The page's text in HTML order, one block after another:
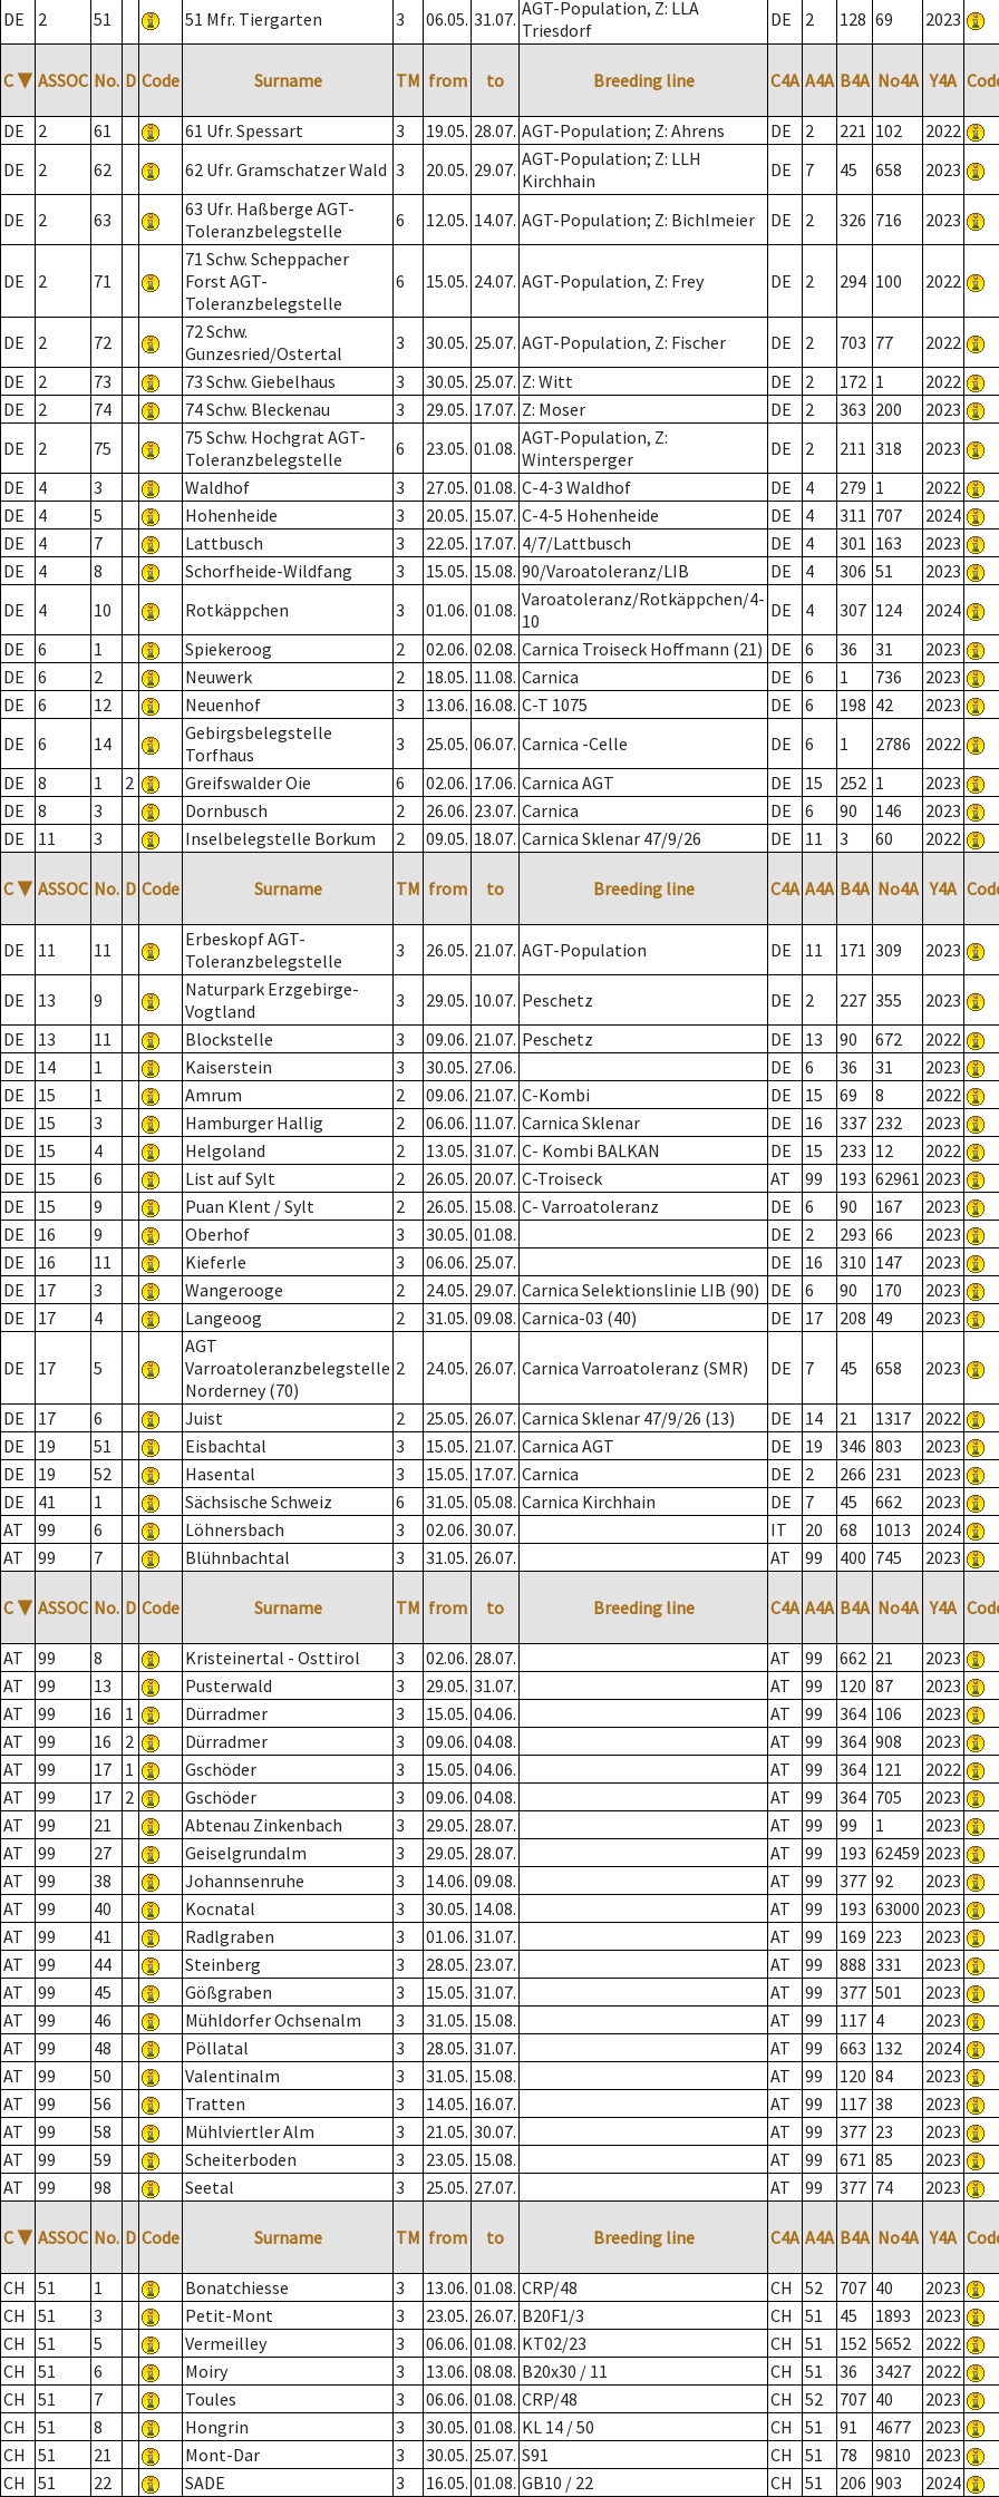
DE 2 51 51 Mfr. Tiergarten 3 06.05. 31.07. AGT-Population, Z: LLA
Triesdorf
DE 2 128 69 2023
C ▼ ASSOC No. D Code Surname TM from to Breeding line C4A A4A B4A No4A Y4A
DE 2 61 61 Ufr. Spessart 3 19.05. 28.07. AGT-Population; Z: Ahrens DE 2 221 102
2022
DE
2 62 62 Ufr. Gramschatzer Wald 3 20.05. 29.07. AGT-Population; Z: LLH
Kirchhain
DE 7 45 658 2023
DE 2 63
63 Ufr. Haßberge AGT-
Toleranzbelegstelle
6 12.05. 14.07. AGT-Population; Z: Bichlmeier DE 2 326 716 2023
DE 2 71
71 Schw. Scheppacher
Forst AGT-
Toleranzbelegstelle
6 15.05. 24.07. AGT-Population, Z: Frey DE 2 294 100 2022
DE 2 72
72 Schw.
Gunzesried/Ostertal
3 30.05. 25.07. AGT-Population, Z: Fischer DE 2 703 77
2022
DE
2 73 73 Schw. Giebelhaus 3 30.05. 25.07. Z: Witt DE 2 172 1
2022
DE
2 74 74 Schw. Bleckenau 3 29.05. 17.07. Z: Moser DE 2 363 200
2023
DE
2 75
75 Schw. Hochgrat AGT-
Toleranzbelegstelle
6 23.05. 01.08. AGT-Population, Z:
Wintersperger
DE 2 211 318
2023
DE
4 3 Waldhof 3 27.05. 01.08. C-4-3 Waldhof DE 4 279 1
2022
DE
4 5 Hohenheide 3 20.05. 15.07. C-4-5 Hohenheide DE 4 311 707
2024
DE
4 7 Lattbusch 3 22.05. 17.07. 4/7/Lattbusch DE 4 301 163
2023
DE
4 8 Schorfheide-Wildfang 3 15.05. 15.08. 90/Varoatoleranz/LIB DE 4 306 51
2023
DE
4 10 Rotkäppchen 3 01.06. 01.08. Varoatoleranz/Rotkäppchen/4-
10
DE 4 307 124
2024
DE
6 1 Spiekeroog 2 02.06. 02.08. Carnica Troiseck Hoffmann (21) DE 6 36 31
2023
DE
6 2 Neuwerk 2 18.05. 11.08. Carnica DE 6 1 736
2023
DE
6 12 Neuenhof 3 13.06. 16.08. C-T 1075 DE 6 198 42
2023
DE
6 14
Gebirgsbelegstelle
Torfhaus
3 25.05. 06.07. Carnica -Celle DE 6 1 2786
2022
DE
8 1 2 Greifswalder Oie 6 02.06. 17.06. Carnica AGT DE 15 252 1
2023
DE
8 3 Dornbusch 2 26.06. 23.07. Carnica DE 6 90 146
2023
DE
11 3 Inselbelegstelle Borkum 2 09.05. 18.07. Carnica Sklenar 47/9/26 DE 11 3 60 2022
C ▼ ASSOC No. D Code Surname TM from to Breeding line C4A A4A B4A No4A Y4A
DE 11 11
Erbeskopf AGT-
Toleranzbelegstelle
3 26.05. 21.07. AGT-Population DE 11 171 309 2023
DE 13 9
Naturpark Erzgebirge-
Vogtland
3 29.05. 10.07. Peschetz DE 2 227 355
2023
DE
13 11 Blockstelle 3 09.06. 21.07. Peschetz DE 13 90 672
2022
DE
14 1 Kaiserstein 3 30.05. 27.06. DE 6 36 31
2023
DE
15 1 Amrum 2 09.06. 21.07. C-Kombi DE 15 69 8
2022
DE
15 3 Hamburger Hallig 2 06.06. 11.07. Carnica Sklenar DE 16 337 232
2023
DE
15 4 Helgoland 2 13.05. 31.07. C- Kombi BALKAN DE 15 233 12
2022
DE
15 6 List auf Sylt 2 26.05. 20.07. C-Troiseck AT 99 193 62961 2023
DE
15 9 Puan Klent / Sylt 2 26.05. 15.08. C- Varroatoleranz DE 6 90 167
2023
DE
16 9 Oberhof 3 30.05. 01.08. DE 2 293 66
2023
DE
16 11 Kieferle 3 06.06. 25.07. DE 16 310 147
2023
DE
17 3 Wangerooge 2 24.05. 29.07. Carnica Selektionslinie LIB (90) DE 6 90 170
2023
DE
17 4 Langeoog 2 31.05. 09.08. Carnica-03 (40) DE 17 208 49 2023
DE 17 5
AGT
Varroatoleranzbelegstelle
Norderney (70)
2 24.05. 26.07. Carnica Varroatoleranz (SMR) DE 7 45 658 2023
DE 17 6 Juist 2 25.05. 26.07. Carnica Sklenar 47/9/26 (13) DE 14 21 1317
2022
DE
19 51 Eisbachtal 3 15.05. 21.07. Carnica AGT DE 19 346 803
2023
DE
19 52 Hasental 3 15.05. 17.07. Carnica DE 2 266 231
2023
DE
41 1 Sächsische Schweiz 6 31.05. 05.08. Carnica Kirchhain DE 7 45 662
2023
AT
99 6 Löhnersbach 3 02.06. 30.07. IT 20 68 1013
2024
AT
99 7 Blühnbachtal 3 31.05. 26.07. AT 99 400 745 2023
C ▼ ASSOC No. D Code Surname TM from to Breeding line C4A A4A B4A No4A Y4A
AT 99 8 Kristeinertal - Osttirol 3 02.06. 28.07. AT 99 662 21
2023
AT
99 13 Pusterwald 3 29.05. 31.07. AT 99 120 87
2023
AT
99 16 1 Dürradmer 3 15.05. 04.06. AT 99 364 106
2023
AT
99 16 2 Dürradmer 3 09.06. 04.08. AT 99 364 908
2023
AT
99 17 1 Gschöder 3 15.05. 04.06. AT 99 364 121
2022
AT
99 17 2 Gschöder 3 09.06. 04.08. AT 99 364 705
2023
AT
99 21 Abtenau Zinkenbach 3 29.05. 28.07. AT 99 99 1
2023
AT
99 27 Geiselgrundalm 3 29.05. 28.07. AT 99 193 62459 2023
AT
99 38 Johannsenruhe 3 14.06. 09.08. AT 99 377 92
2023
AT
99 40 Kocnatal 3 30.05. 14.08. AT 99 193 63000 2023
AT
99 41 Radlgraben 3 01.06. 31.07. AT 99 169 223
2023
AT
99 44 Steinberg 3 28.05. 23.07. AT 99 888 331
2023
AT
99 45 Gößgraben 3 15.05. 31.07. AT 99 377 501
2023
AT
99 46 Mühldorfer Ochsenalm 3 31.05. 15.08. AT 99 117 4
2023
AT
99 48 Pöllatal 3 28.05. 31.07. AT 99 663 132
2024
AT
99 50 Valentinalm 3 31.05. 15.08. AT 99 120 84
2023
AT
99 56 Tratten 3 14.05. 16.07. AT 99 117 38
2023
AT
99 58 Mühlviertler Alm 3 21.05. 30.07. AT 99 377 23
2023
AT
99 59 Scheiterboden 3 23.05. 15.08. AT 99 671 85
2023
AT
99 98 Seetal 3 25.05. 27.07. AT 99 377 74 2023
C ▼ ASSOC No. D Code Surname TM from to Breeding line C4A A4A B4A No4A Y4A
CH 51 1 Bonatchiesse 3 13.06. 01.08. CRP/48 CH 52 707 40
2023
CH
51 3 Petit-Mont 3 23.05. 26.07. B20F1/3 CH 51 45 1893
2023
CH
51 5 Vermeilley 3 06.06. 01.08. KT02/23 CH 51 152 5652
2022
CH
51 6 Moiry 3 13.06. 08.08. B20x30 / 11 CH 51 36 3427
2022
CH
51 7 Toules 3 06.06. 01.08. CRP/48 CH 52 707 40
2023
CH
51 8 Hongrin 3 30.05. 01.08. KL 14 / 50 CH 51 91 4677
2023
CH
51 21 Mont-Dar 3 30.05. 25.07. S91 CH 51 78 9810
2023
CH
51 22 SADE 3 16.05. 01.08. GB10 / 22 CH 51 206 903 2024